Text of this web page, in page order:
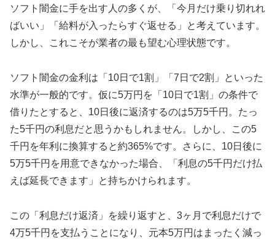
ソフト闇金に手を出す人の多くが、「今月だけ乗り切れれ
ばいい」「給料が入ったらすぐ返せる」と考えています。
しかし、これこそが業者の最も望む心理状態です。
ソフト闇金の金利は「10日で1割」「7日で2割」といった
水準が一般的です。仮に5万円を「10日で1割」の条件で
借りたとすると、10日後に返済するのは5万5千円。たっ
た5千円の利息だと思うかもしれません。しかし、この5
千円を年利に換算すると約365%です。さらに、10日後に
5万5千円を用意できなかった場合、「利息の5千円だけ払
えば延長できます」と持ちかけられます。
この「利息だけ返済」を繰り返すと、3ヶ月で利息だけで
4万5千円を支払うことになり、元本5万円はまったく減っ